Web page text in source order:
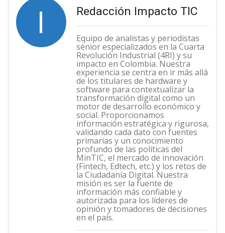
I Redacción Impacto TIC
Equipo de analistas y periodistas
sénior especializados en la Cuarta
Revolución Industrial (4RI) y su
impacto en Colombia. Nuestra
experiencia se centra en ir más allá
de los titulares de hardware y
software para contextualizar la
transformación digital como un
motor de desarrollo económico y
social. Proporcionamos
información estratégica y rigurosa,
validando cada dato con fuentes
primarias y un conocimiento
profundo de las políticas del
MinTIC, el mercado de innovación
(Fintech, Edtech, etc.) y los retos de
la Ciudadanía Digital. Nuestra
misión es ser la fuente de
información más confiable y
autorizada para los líderes de
opinión y tomadores de decisiones
en el país.